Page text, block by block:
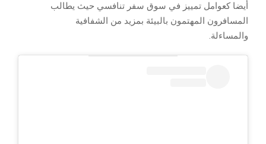
أيضا كعوامل تمييز في سوق سفر تنافسي حيث يطالب
المسافرون المهتمون بالبيئة بمزيد من الشفافية
والمساءلة.